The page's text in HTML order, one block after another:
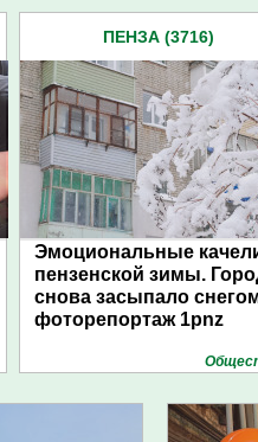
ПЕНЗА (3716)
Эмоциональные
пензенской зимы.
снова засыпало
фоторепортаж 1pnz